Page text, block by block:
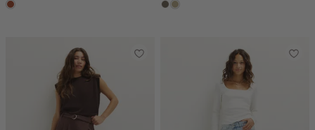
bruin
middenbruin
lichtkhaki